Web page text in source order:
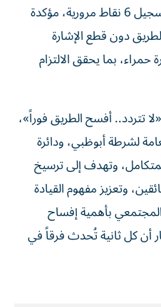
وحجز المركبة لمدة 30 يوماً، وتسجيل 6 نقاط مرورية، مؤكدة
دون قطع الإشارة
حمراء، بما يحقق الالتزام
تتردد.. أفسح الطريق فوراً»،
لشرطة أبوظبي، ودائرة
وتهدف إلى ترسيخ
وتعزيز مفهوم القيادة
بأهمية إفساح
أن كل ثانية تُحدث فرقاً في